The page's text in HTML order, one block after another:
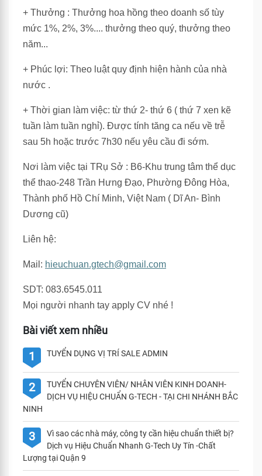
+ Thưởng : Thưởng hoa hồng theo doanh số tùy
mức 1%, 2%, 3%.... thưởng theo quý, thưởng theo
năm...
+ Phúc lợi: Theo luật quy định hiện hành của nhà
nước .
+ Thời gian làm việc: từ thứ 2- thứ 6 ( thứ 7 xen kẽ
tuần làm tuần nghỉ). Được tính tăng ca nếu về trễ
sau 5h hoặc trước 7h30 nếu yêu cầu đi sớm.
Nơi làm việc tại TRụ Sở : B6-Khu trung tâm thể dục
thể thao-248 Trần Hưng Đạo, Phường Đông Hòa,
Thành phố Hồ Chí Minh, Việt Nam ( Dĩ An- Bình
Dương cũ)
Liên hệ:
Mail: hieuchuan.gtech@gmail.com
SDT: 083.6545.011
Mọi người nhanh tay apply CV nhé !
Bài viết xem nhiều
1 TUYỂN DỤNG VỊ TRÍ SALE ADMIN
2
TUYỂN CHUYÊN VIÊN/ NHÂN VIÊN KINH DOANH-
DỊCH VỤ HIỆU CHUẨN G-TECH - TẠI CHI NHÁNH BẮC
NINH
3
Vì sao các nhà máy, công ty cần hiệu chuẩn thiết bị?
Dịch vụ Hiệu Chuẩn Nhanh G-Tech Uy Tín -Chất
Lượng tại Quận 9